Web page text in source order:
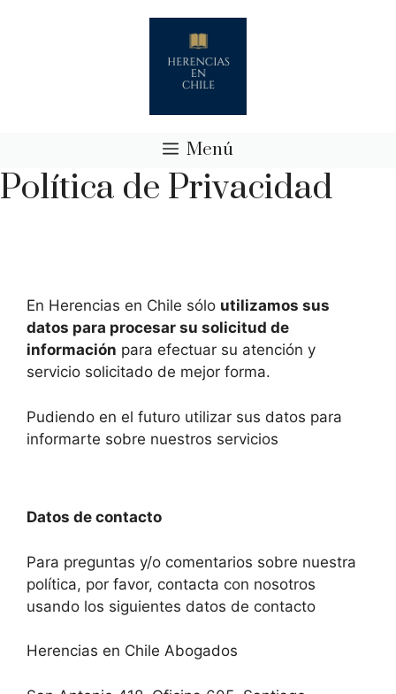
Menú
Política de Privacidad
En Herencias en Chile sólo utilizamos sus
datos para procesar su solicitud de
información para efectuar su atención y
servicio solicitado de mejor forma.
Pudiendo en el futuro utilizar sus datos para
informarte sobre nuestros servicios
Datos de contacto
Para preguntas y/o comentarios sobre nuestra
política, por favor, contacta con nosotros
usando los siguientes datos de contacto
Herencias en Chile Abogados